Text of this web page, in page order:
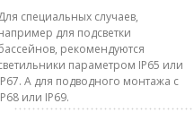
специальных случаев,
для подсветки
рекомендуются
параметром IP65 или
А для подводного монтажа с
или IP69.